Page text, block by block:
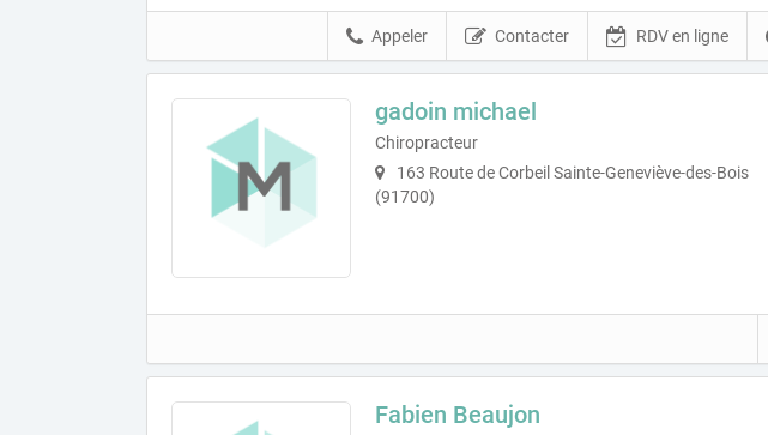
RDV en ligne
Contacter
Appeler
gadoin michael
Chiropracteur
163 Route de Corbeil Sainte-Geneviève-des-Bois
(91700)
Fabien Beaujon